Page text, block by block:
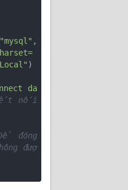
"mysql"
)
da
nối
đóng
đượ